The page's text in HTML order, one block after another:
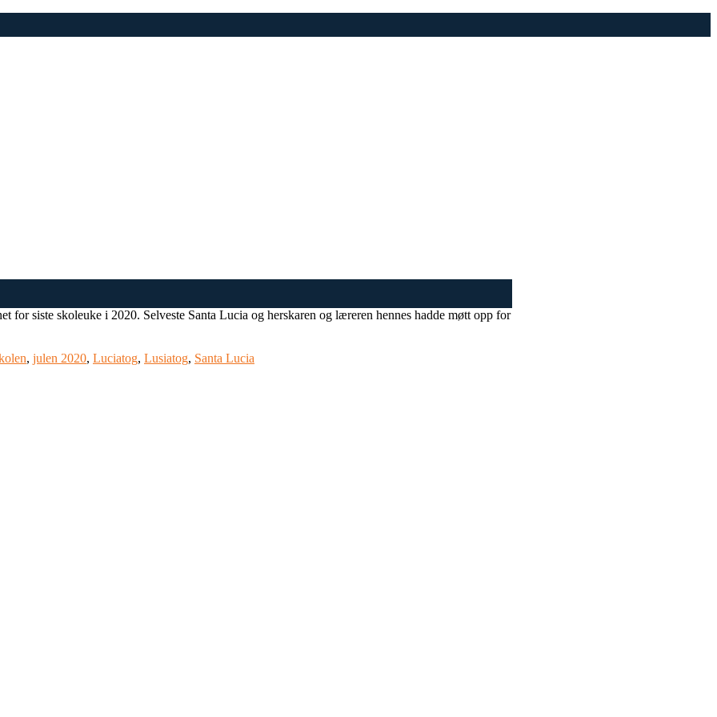
for siste skoleuke i 2020. Selveste Santa Lucia og herskaren og læreren hennes hadde møtt opp for
, julen 2020, Luciatog, Lusiatog, Santa Lucia